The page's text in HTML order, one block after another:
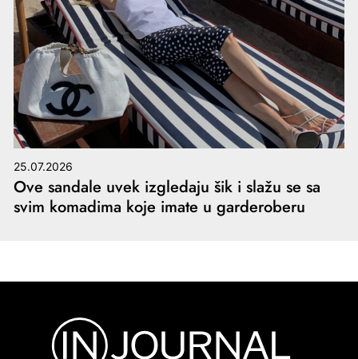
25.07.2026
Ove sandale uvek izgledaju šik i slažu se sa
svim komadima koje imate u garderoberu